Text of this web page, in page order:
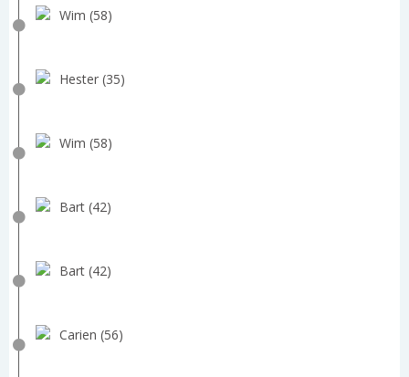
Wim (58)
Hester (35)
Wim (58)
Bart (42)
Bart (42)
Carien (56)